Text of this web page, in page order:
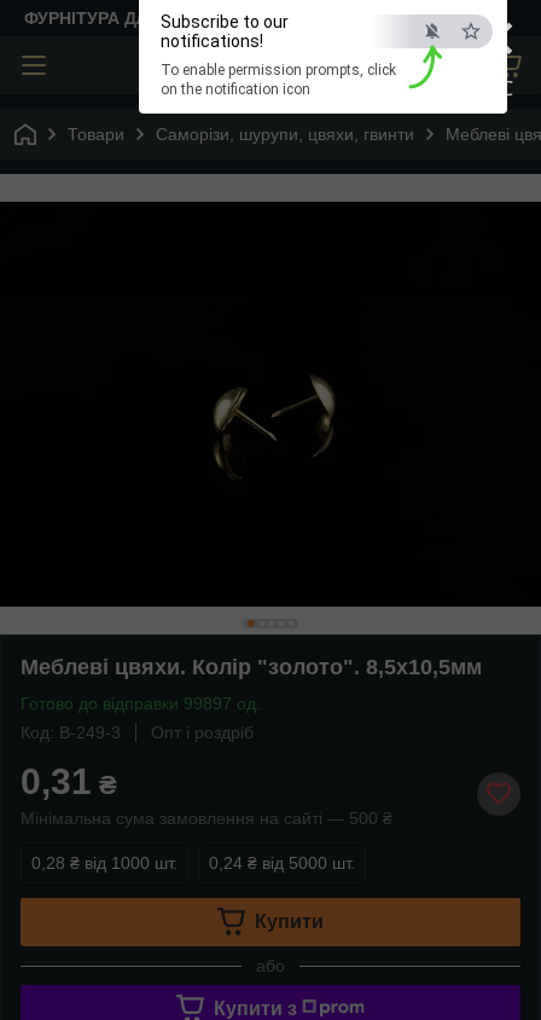
×
ESC
Subscribe to our
notifications!
To enable permission prompts, click
on the notification icon
ФУРНІТУРА ДЛЯ ТВОРЧОСТІ
Товари Саморізи, шурупи, цвяхи, гвинти Меблеві
Меблеві цвяхи. Колір "золото". 8,5х10,5мм
Готово до відправки 99897 од.
Код: B-249-3
Опт і роздріб
0,31 ₴
Мінімальна сума замовлення на сайті — 500 ₴
0,28 ₴ від 1000 шт. 0,24 ₴ від 5000 шт.
Купити
або
Купити з